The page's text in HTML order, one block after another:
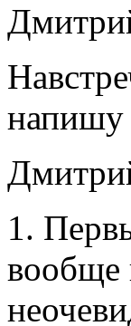
напишу
1.
вообще